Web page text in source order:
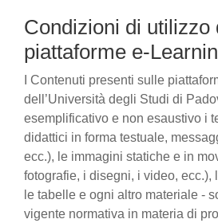
Condizioni di utilizzo
piattaforme e-
I Contenuti presenti sulle
dell’Università degli Studi di
esemplificativo e non esaustivo i
didattici in forma testuale,
ecc.), le immagini statiche e in
fotografie, i disegni, i video, ecc.),
le tabelle e ogni altro materiale -
vigente normativa in materia di